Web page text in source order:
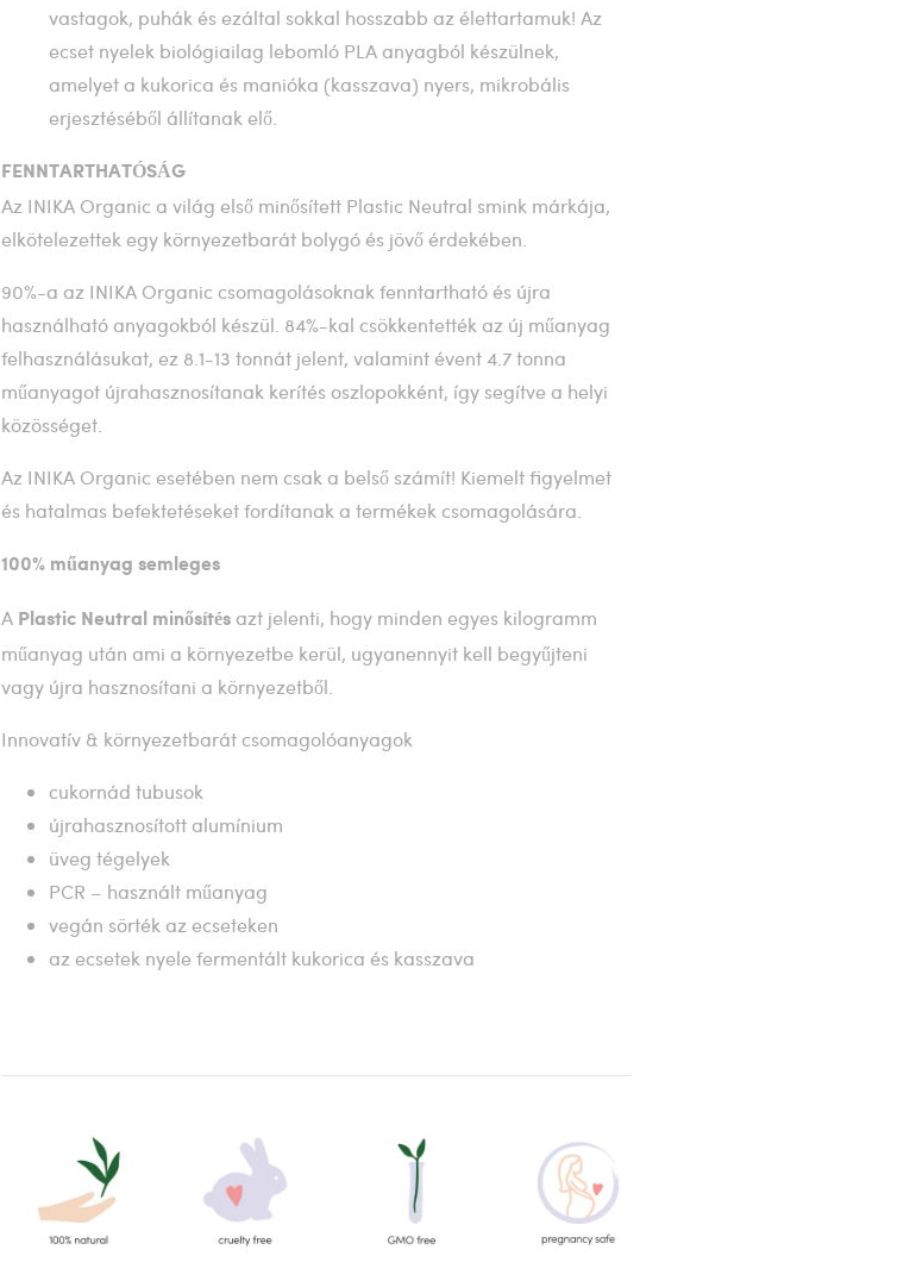
vastagok, puhák és ezáltal sokkal hosszabb az élettartamuk! Az
ecset nyelek biológiailag lebomló PLA anyagból készülnek,
amelyet a kukorica és manióka (kasszava) nyers, mikrobális
erjesztéséből állítanak elő.
FENNTARTHATÓSÁG
Az INIKA Organic a világ első minősített Plastic Neutral smink márkája,
elkötelezettek egy környezetbarát bolygó és jövő érdekében.
90%-a az INIKA Organic csomagolásoknak fenntartható és újra
használható anyagokból készül. 84%-kal csökkentették az új műanyag
felhasználásukat, ez 8.1-13 tonnát jelent, valamint évent 4.7 tonna
műanyagot újrahasznosítanak kerítés oszlopokként, így segítve a helyi
közösséget.
Az INIKA Organic esetében nem csak a belső számít! Kiemelt figyelmet
és hatalmas befektetéseket fordítanak a termékek csomagolására.
100% műanyag semleges
A Plastic Neutral minősítés azt jelenti, hogy minden egyes kilogramm
műanyag után ami a környezetbe kerül, ugyanennyit kell begyűjteni
vagy újra hasznosítani a környezetből.
Innovatív & környezetbarát csomagolóanyagok
cukornád tubusok
újrahasznosított alumínium
üveg tégelyek
PCR – használt műanyag
vegán sörték az ecseteken
az ecsetek nyele fermentált kukorica és kasszava